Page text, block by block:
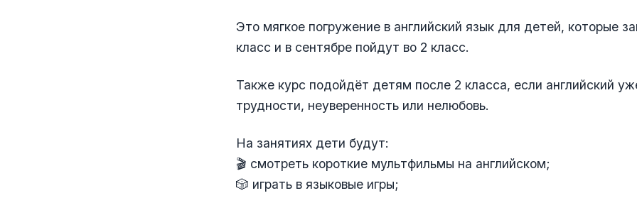
Это мягкое погружение в английский язык для детей, которые
класс и в сентябре пойдут во 2 класс.
Также курс подойдёт детям после 2 класса, если английский
трудности, неуверенность или нелюбовь.
На занятиях дети будут:
🎬 смотреть короткие мультфильмы на английском;
🎲 играть в языковые игры;